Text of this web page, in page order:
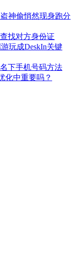
神偷悄然现身跑分
找对方身份证
玩成DeskIn关键
下手机号码方法
化中重要吗？